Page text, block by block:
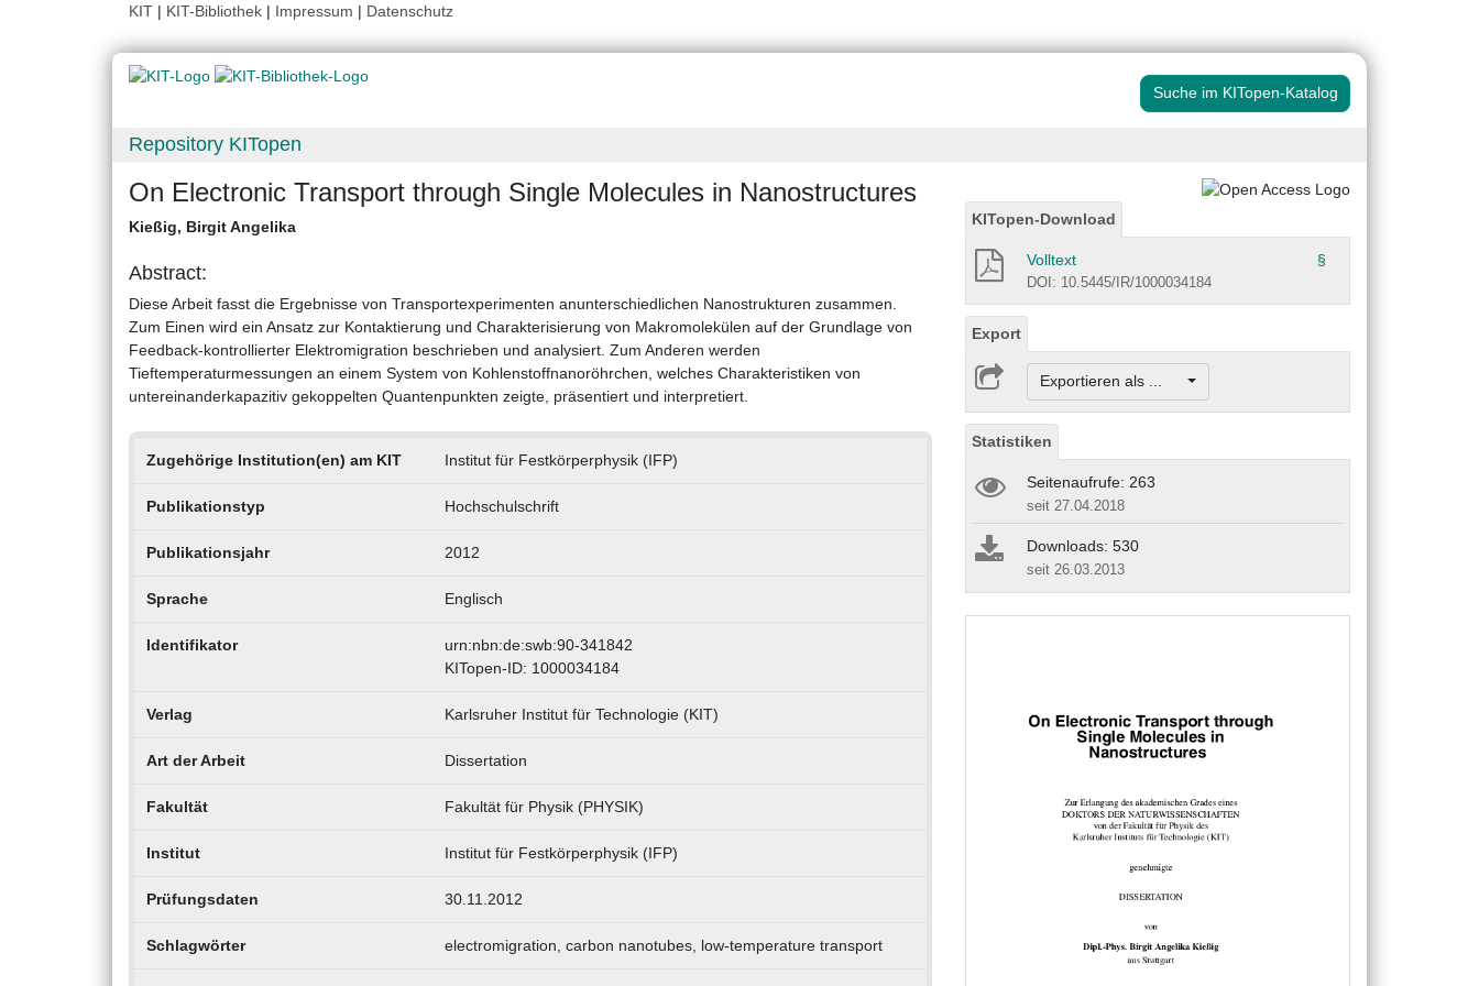
KIT | KIT-Bibliothek | Impressum | Datenschutz
Suche im KITopen-Katalog
Repository KITopen
On Electronic Transport through Single Molecules in Nanostructures
Kießig, Birgit Angelika
Abstract:
Diese Arbeit fasst die Ergebnisse von Transportexperimenten anunterschiedlichen Nanostrukturen zusammen.
Zum Einen wird ein Ansatz zur Kontaktierung und Charakterisierung von Makromolekülen auf der Grundlage von
Feedback-kontrollierter Elektromigration beschrieben und analysiert. Zum Anderen werden
Tieftemperaturmessungen an einem System von Kohlenstoffnanoröhrchen, welches Charakteristiken von
untereinanderkapazitiv gekoppelten Quantenpunkten zeigte, präsentiert und interpretiert.
Zugehörige Institution(en) am KIT Institut für Festkörperphysik (IFP)
Publikationstyp Hochschulschrift
Publikationsjahr 2012
Sprache Englisch
Identifikator
urn:nbn:de:swb:90-341842
KITopen-ID: 1000034184
Verlag Karlsruher Institut für Technologie (KIT)
Art der Arbeit Dissertation
Fakultät Fakultät für Physik (PHYSIK)
Institut Institut für Festkörperphysik (IFP)
Prüfungsdaten 30.11.2012
Schlagwörter electromigration, carbon nanotubes, low-temperature transport
KITopen-Download
Volltext §
DOI: 10.5445/IR/1000034184
Export
Exportieren als ...
Statistiken
Seitenaufrufe: 263
seit 27.04.2018
Downloads: 530
seit 26.03.2013